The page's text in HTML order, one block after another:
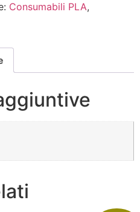
Consumabili PLA,